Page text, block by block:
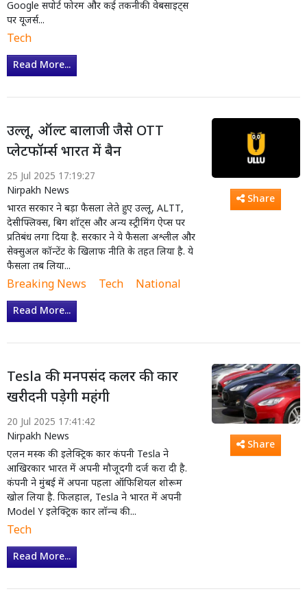
Google सपोर्ट फोरम और कई तकनीकी वेबसाइट्स
पर यूजर्स...
Tech
Read More...
उल्लू, ऑल्ट बालाजी जैसे OTT
प्लेटफॉर्म्स भारत में बैन
25 Jul 2025 17:19:27
Nirpakh News
भारत सरकार ने बड़ा फैसला लेते हुए उल्लू, ALTT,
देसीफ्लिक्स, बिग शॉट्स और अन्य स्ट्रीमिंग ऐप्स पर
प्रतिबंध लगा दिया है. सरकार ने ये फैसला अश्लील और
सेक्सुअल कॉन्टेंट के खिलाफ नीति के तहत लिया है. ये
फैसला तब लिया...
Breaking News Tech National
Read More...
Share
Tesla की मनपसंद कलर की कार
खरीदनी पड़ेगी महंगी
20 Jul 2025 17:41:42
Nirpakh News
एलन मस्क की इलेक्ट्रिक कार कंपनी Tesla ने
आखिरकार भारत में अपनी मौजूदगी दर्ज करा दी है.
कंपनी ने मुंबई में अपना पहला ऑफिशियल शोरूम
खोल लिया है. फिलहाल, Tesla ने भारत में अपनी
Model Y इलेक्ट्रिक कार लॉन्च की...
Tech
Read More...
Share